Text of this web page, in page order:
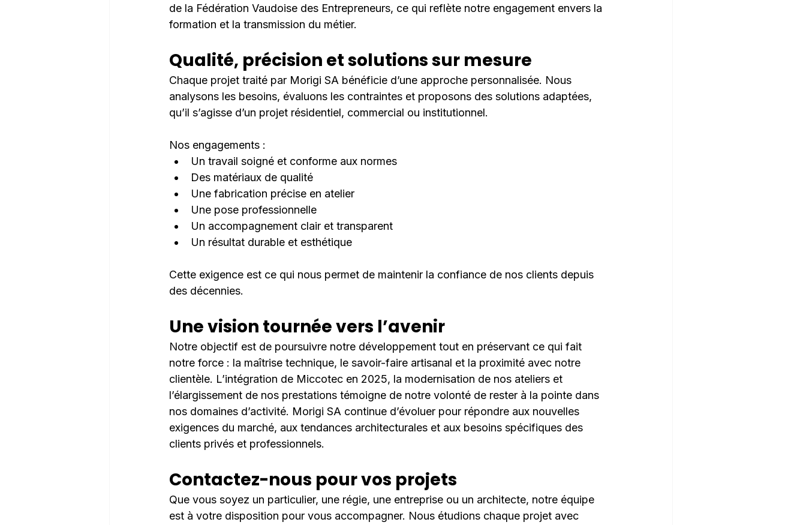
de la Fédération Vaudoise des Entrepreneurs, ce qui reflète notre engagement envers la
formation et la transmission du métier.
Qualité, précision et solutions sur mesure
Chaque projet traité par Morigi SA bénéficie d’une approche personnalisée. Nous
analysons les besoins, évaluons les contraintes et proposons des solutions adaptées,
qu’il s’agisse d’un projet résidentiel, commercial ou institutionnel.
Nos engagements :
Un travail soigné et conforme aux normes
Des matériaux de qualité
Une fabrication précise en atelier
Une pose professionnelle
Un accompagnement clair et transparent
Un résultat durable et esthétique
Cette exigence est ce qui nous permet de maintenir la confiance de nos clients depuis
des décennies.
Une vision tournée vers l’avenir
Notre objectif est de poursuivre notre développement tout en préservant ce qui fait
notre force : la maîtrise technique, le savoir-faire artisanal et la proximité avec notre
clientèle. L’intégration de Miccotec en 2025, la modernisation de nos ateliers et
l’élargissement de nos prestations témoigne de notre volonté de rester à la pointe dans
nos domaines d’activité. Morigi SA continue d’évoluer pour répondre aux nouvelles
exigences du marché, aux tendances architecturales et aux besoins spécifiques des
clients privés et professionnels.
Contactez-nous pour vos projets
Que vous soyez un particulier, une régie, une entreprise ou un architecte, notre équipe
est à votre disposition pour vous accompagner. Nous étudions chaque projet avec